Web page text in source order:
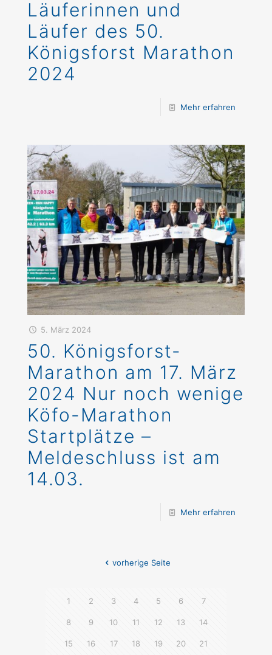
Läuferinnen und
Läufer des 50.
Königsforst Marathon
2024
Mehr erfahren
5. März 2024
50. Königsforst-
Marathon am 17. März
2024 Nur noch wenige
Köfo-Marathon
Startplätze –
Meldeschluss ist am
14.03.
Mehr erfahren
vorherige Seite
1 2 3 4 5 6 7
8 9 10 11 12 13 14
15 16 17 18 19 20 21